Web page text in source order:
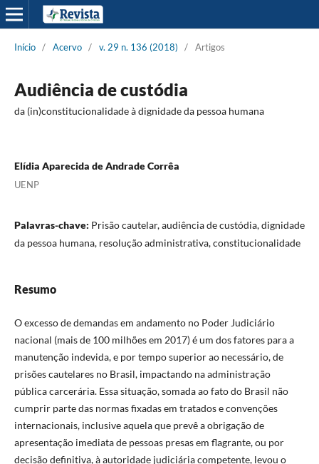
Início / Acervo / v. 29 n. 136 (2018) / Artigos
Audiência de custódia
da (in)constitucionalidade à dignidade da pessoa humana
Elídia Aparecida de Andrade Corrêa
UENP
Palavras-chave: Prisão cautelar, audiência de custódia, dignidade
da pessoa humana, resolução administrativa, constitucionalidade
Resumo
O excesso de demandas em andamento no Poder Judiciário
nacional (mais de 100 milhões em 2017) é um dos fatores para a
manutenção indevida, e por tempo superior ao necessário, de
prisões cautelares no Brasil, impactando na administração
pública carcerária. Essa situação, somada ao fato do Brasil não
cumprir parte das normas fixadas em tratados e convenções
internacionais, inclusive aquela que prevê a obrigação de
apresentação imediata de pessoas presas em flagrante, ou por
decisão definitiva, à autoridade judiciária competente, levou o